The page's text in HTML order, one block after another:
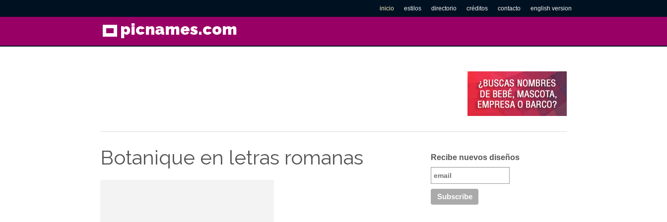
picnames.com
inicio estilos directorio créditos contacto english version
Botanique en letras romanas Recibe nuevos diseños